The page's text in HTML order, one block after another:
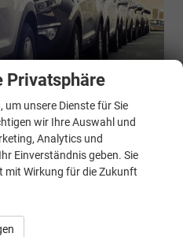
Privatsphäre
um unsere Dienste für Sie
wir Ihre Auswahl und
Analytics und
Einverständnis geben. Sie
mit Wirkung für die Zukunft